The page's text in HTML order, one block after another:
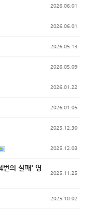
2026.06.01
2026.06.01
2026.05.13
2026.05.09
2026.01.22
2026.01.05
2025.12.30
2025.12.03
번의 실패' 영
2025.11.25
2025.10.02